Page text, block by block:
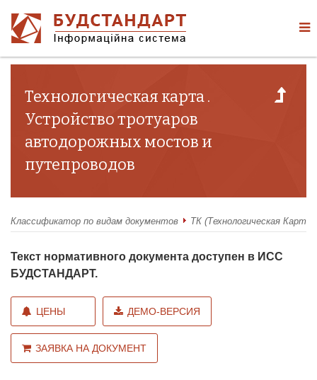
Технологическая карта .
Устройство тротуаров
автодорожных мостов и
путепроводов
Классификатор по видам документов ТК (Технологическая Карта)
Текст нормативного документа доступен в ИСС
БУДСТАНДАРТ.
ЦЕНЫ ДЕМО-ВЕРСИЯ
ЗАЯВКА НА ДОКУМЕНТ